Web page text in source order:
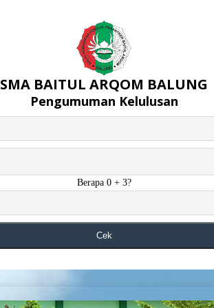
SMA BAITUL ARQOM BALUNG
Pengumuman Kelulusan
Berapa 0 + 3?
Cek